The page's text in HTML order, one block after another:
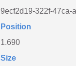
9ecf2d19-322f-47ca-
Position
1.690
Size